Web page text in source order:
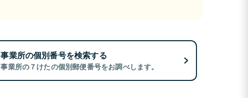
事業所の個別番号を検索する
事業所の７けたの個別郵便番号をお調べします。